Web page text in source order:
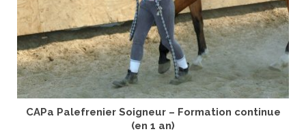
CAPa Palefrenier Soigneur – Formation continue
(en 1 an)